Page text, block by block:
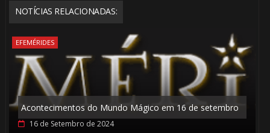
NOTÍCIAS RELACIONADAS:
EFEMÉRIDES
Acontecimentos do Mundo Mágico em 16 de setembro
16 de Setembro de 2024